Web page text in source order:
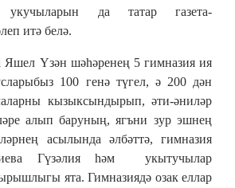
да татар газета-
итә белә.
Яшел Үзән шәһәренең 5 гимназия ия
100 генә түгел, ә 200 дән
кызыксындырып, әти-әниләр
алып баруның, ягъни зур эшнең
асылында әлбәттә, гимназия
Гүзәлия һәм укытучылар
ята. Гимназиядә озак еллар